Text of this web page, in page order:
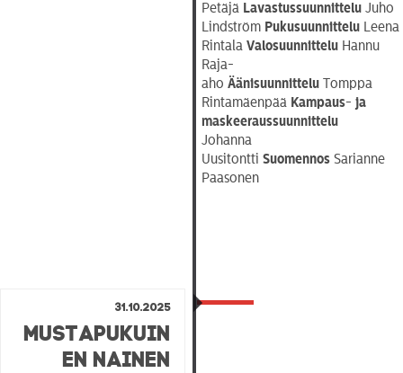
Petäjä LavastussuunnitteluJuho
Lindström PukusuunnitteluLeena
Rintala ValosuunnitteluHannu
Raja-
aho ÄänisuunnitteluTomppa
Rintamäenpää Kampaus- ja
maskeeraussuunnittelu
Johanna
Uusitontti SuomennosSarianne
Paasonen
31.10.2025
Mustapukuin
en Nainen